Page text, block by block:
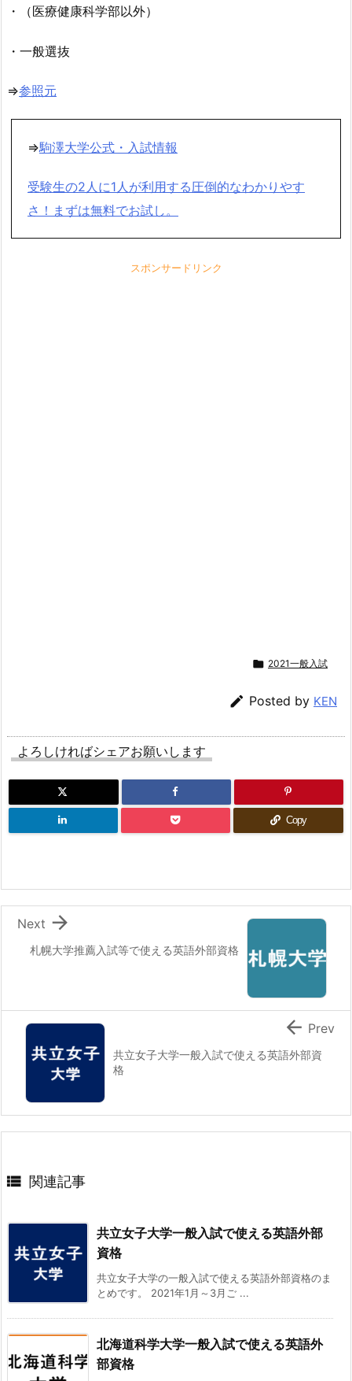
・（医療健康科学部以外）
・一般選抜
⇒参照元
⇒駒澤大学公式・入試情報
受験生の2人に1人が利用する圧倒的なわかりやす
さ！まずは無料でお試し。
スポンサードリンク
 2021一般入試
 Posted by KEN
よろしければシェアお願いします
Copy
札幌大学推薦入試等で使える英語外部資格

Next
共立女子大学一般入試で使える英語外部資
格
 Prev
 関連記事
共立女子大学一般入試で使える英語外部
資格
共立女子大学の一般入試で使える英語外部資格のま
とめです。 2021年1月～3月ご ...
北海道科学大学一般入試で使える英語外
部資格